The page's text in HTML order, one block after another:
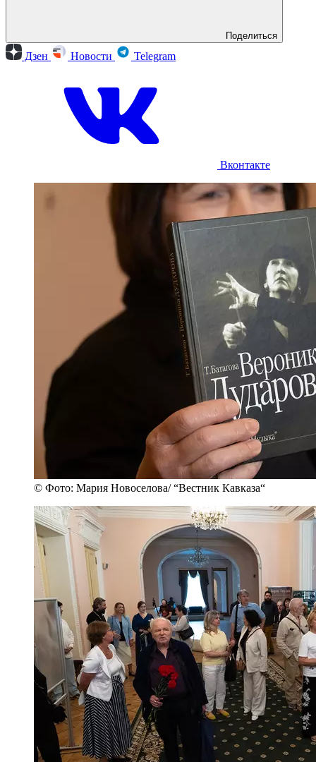
Поделиться
Дзен Новости Telegram
Вконтакте
© Фото: Мария Новоселова/ “Вестник Кавказа“